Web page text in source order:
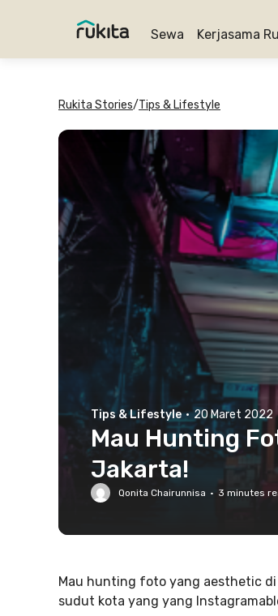
Sewa Kerjasama
Rukita Stories/Tips & Lifestyle
Tips & Lifestyle · 20 Maret 2022
Mau Hunting
Jakarta!
Qonita Chairunnisa · 3 minutes
Mau hunting foto yang aesthetic
sudut kota yang yang